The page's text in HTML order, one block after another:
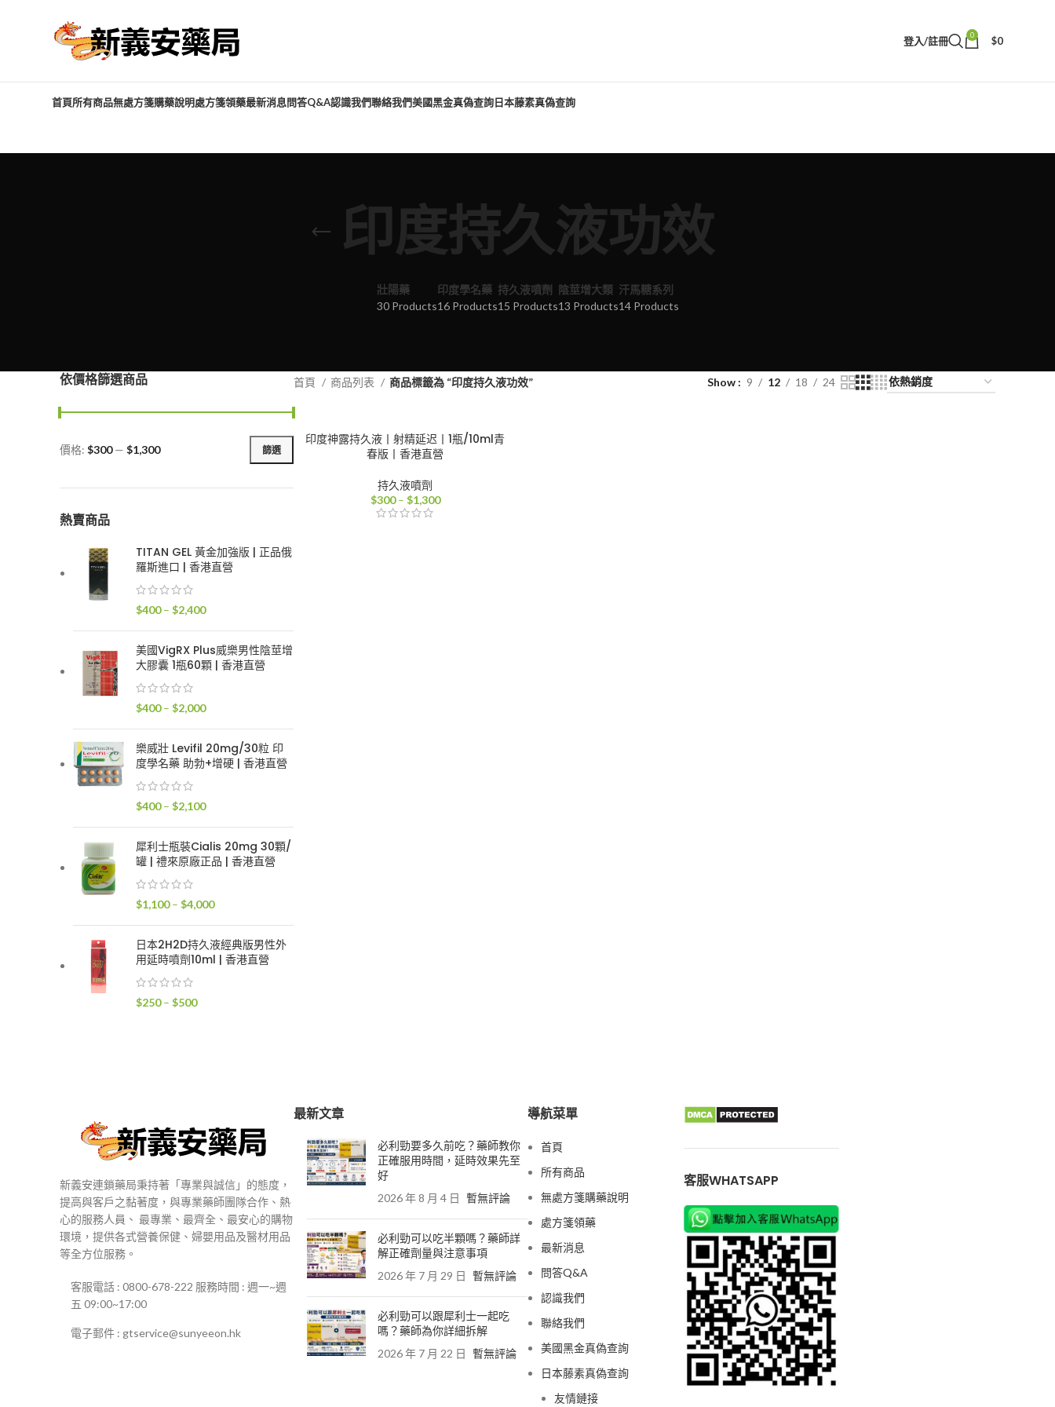
登入/註冊 0 $0
首頁所有商品無處方箋購藥說明處方箋領藥最新消息問答Q&A認識我們聯絡我們美國黑金真偽查詢日本藤素真偽查詢
印度持久液功效
壯陽藥
30 Products
印度學名藥
16 Products
持久液噴劑
15 Products
陰莖增大類
13 Products
汗馬糖系列
14 Products
依價格篩選商品
最
價
最
價
篩選
價格: $300— $1,300
熱賣商品
TITAN GEL 黃金加強版 | 正品俄
羅斯進口 | 香港直營
$400 – $2,400價
圍：
$2,400
美國VigRX Plus威樂男性陰莖增
大膠囊 1瓶60顆 | 香港直營
$400 – $2,000價
範
圍：
$2,000
樂威壯 Levifil 20mg/30粒 印
度學名藥 助勃+增硬 | 香港直營
$400 – $2,100價
範
圍：
$2,100
犀利士瓶裝Cialis 20mg 30顆/
罐 | 禮來原廠正品 | 香港直營
$1,100 – $4,000價
範
圍：
日本2H2D持久液經典版男性外
用延時噴劑10ml | 香港直營
$250 – $500價
首頁 商品列表 商品標籤為 “印度持久液功效” Show 9 12 18 24
印度神露持久液丨射精延迟丨1瓶/10ml青
春版丨香港直營
持久液噴劑
$300 – $1,300價
新義安連鎖藥局秉持著「專業與誠信」的態度，
提高與客戶之黏著度，與專業藥師團隊合作、熱
心的服務人員、 最專業、最齊全、最安心的購物
環境，提供各式營養保健、婦嬰用品及醫材用品
等全方位服務。
客服電話 : 0800-678-222 服務時間 : 週一~週
五 09:00~17:00
電子郵件 : gtservice@sunyeeon.hk
最新文章
必利勁要多久前吃？藥師教你
正確服用時間，延時效果先至
好
2026 年 8 月 4 日 暫無評論
必利勁可以吃半顆嗎？藥師詳
解正確劑量與注意事項
2026 年 7 月 29 日 暫無評論
必利勁可以跟犀利士一起吃
嗎？藥師為你詳細拆解
2026 年 7 月 22 日 暫無評論
導航菜單
首頁
所有商品
無處方箋購藥說明
處方箋領藥
最新消息
問答Q&A
認識我們
聯絡我們
美國黑金真偽查詢
日本藤素真偽查詢
友情鏈接
客服WHATSAPP